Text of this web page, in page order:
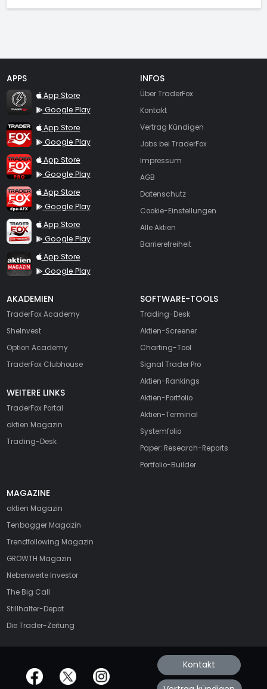
APPS
TraderFox Flash
App Store
Google Play
TraderFox App
App Store
Google Play
TraderFox Pro
App Store
Google Play
TraderFox dpa-AFX ProFeed
App Store
Google Play
TraderFox Live Trading
App Store
Google Play
TraderFox aktien Magazin
App Store
Google Play
INFOS
Über TraderFox
Kontakt
Vertrag Kündigen
Jobs bei TraderFox
Impressum
AGB
Datenschutz
Cookie-Einstellungen
Alle Aktien
Barrierefreiheit
AKADEMIEN
TraderFox Academy
SheInvest
Option Academy
TraderFox Clubhouse
WEITERE LINKS
TraderFox Portal
aktien Magazin
Trading-Desk
SOFTWARE-TOOLS
Trading-Desk
Aktien-Screener
Charting-Tool
Signal Trader Pro
Aktien-Rankings
Aktien-Portfolio
Aktien-Terminal
Systemfolio
Paper: Research-Reports
Portfolio-Builder
MAGAZINE
aktien Magazin
Tenbagger Magazin
Trendfollowing Magazin
GROWTH Magazin
Nebenwerte Investor
The Big Call
Stillhalter-Depot
Die Trader-Zeitung
offizielle Social Media-Accounts Kontakt